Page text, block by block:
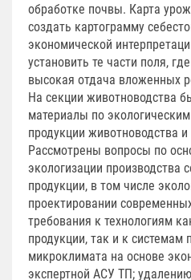
обработке почвы. Карта
создать картограмму
экономической
установить те части поля,
высокая отдача вложенных
На секции животноводства
материалы по
продукции животноводства и
Рассмотрены вопросы по
экологизации производства
продукции, в том числе
проектировании
требования к технологиям
продукции, так и к системам
микроклимата на основе
экспертной АСУ ТП;